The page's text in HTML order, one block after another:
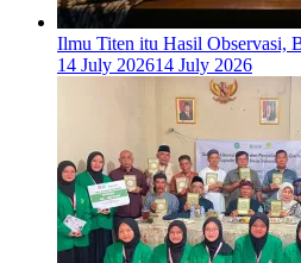
Ilmu Titen itu Hasil Observasi,
14 July 202614 July 2026